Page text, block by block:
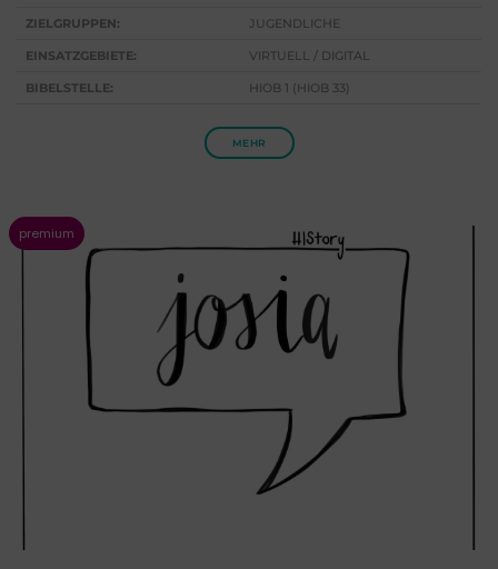
ZIELGRUPPEN: JUGENDLICHE
EINSATZGEBIETE: VIRTUELL / DIGITAL
BIBELSTELLE: HIOB 1 (HIOB 33)
MEHR